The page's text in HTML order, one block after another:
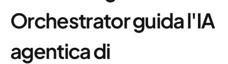
Orchestrator guida l'IA
agentica di